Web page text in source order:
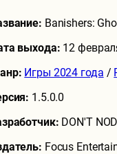
Banishers:
выхода: 12
Игры 2024 года /
1.5.0.0
DON'T NOD
Focus